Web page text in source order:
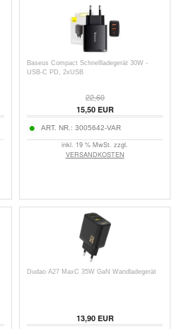
Baseus Compact Schnellladegerät 30W -
USB-C PD, 2xUSB
22,60
15,50EUR
ART. NR.: 3005642-VAR
inkl. 19 % MwSt. zzgl.
VERSANDKOSTEN
Dudao A27 MaxC 35W GaN Wandladegerät
13,90EUR